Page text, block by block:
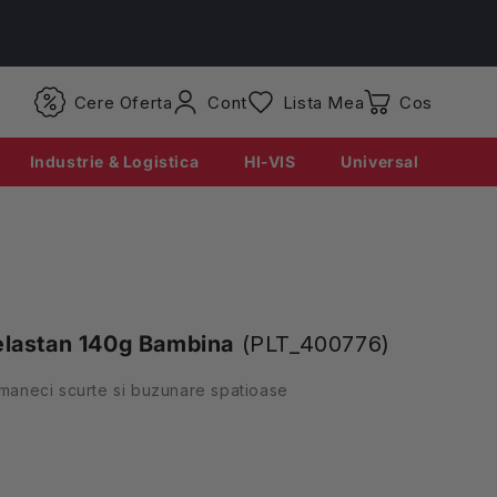
Cere Oferta Cont
Conectati-
va
Lista Mea Coș
Industrie & Logistica HI-VIS Universal
140g Bambina (PLT_400776)
scurte si buzunare spatioase